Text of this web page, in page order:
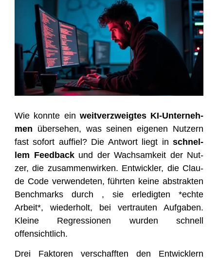
Wie konn­te ein weit­ver­zweig­tes KI-Unter­neh­
men über­se­hen, was sei­nen eige­nen Nut­zern
fast sofort auf­fiel? Die Ant­wort liegt in schnel­
lem Feed­backund der Wach­sam­keit der Nut­
zer, die zusam­men­wir­ken. Ent­wick­ler, die Clau­
de Code ver­wen­de­ten, führ­ten kei­ne abs­trak­ten
Bench­marks durch , sie erle­dig­ten *ech­te
Arbeit*, wie­der­holt, bei ver­trau­ten Auf­ga­ben.
Klei­ne Regres­sio­nen wur­den schnell
offensichtlich.
Drei Fak­to­ren ver­schaff­ten den Ent­wick­lern